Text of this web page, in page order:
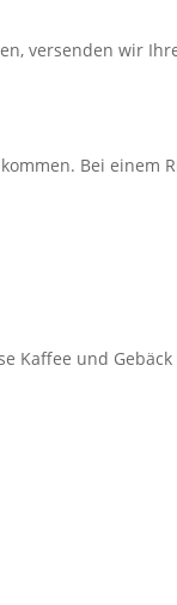
versenden wir
Bei einem
Kaffee und